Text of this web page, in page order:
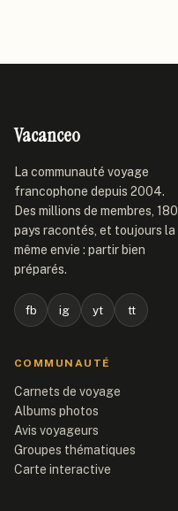
Vacanceo
La communauté voyage
francophone depuis 2004.
Des millions de membres, 180
pays racontés, et toujours la
même envie : partir bien
préparés.
fb ig yt tt
COMMUNAUTÉ
Carnets de voyage
Albums photos
Avis voyageurs
Groupes thématiques
Carte interactive